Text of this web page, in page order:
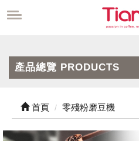
產品總覽 PRODUCTS
首頁 零殘粉磨豆機